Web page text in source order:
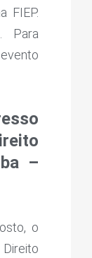
FIEP.
Para
–
o